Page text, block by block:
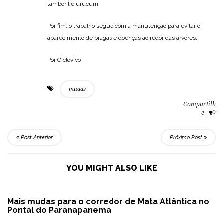
tamboril e urucum.
Por fim, o trabalho segue com a manutenção para evitar o
aparecimento de pragas e doenças ao redor das árvores.
Por Ciclovivo
mudas
Compartilh
e
Post Anterior Próximo Post
YOU MIGHT ALSO LIKE
Mais mudas para o corredor de Mata Atlântica no
Pontal do Paranapanema